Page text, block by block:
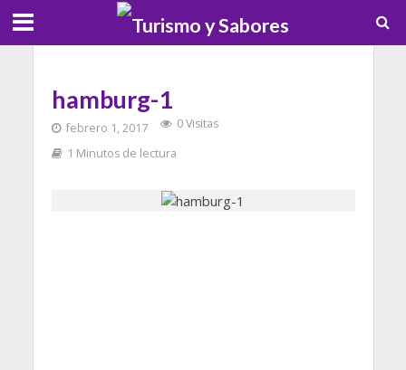
hamburg-1
febrero 1, 2017
0 Visitas
1 Minutos de lectura